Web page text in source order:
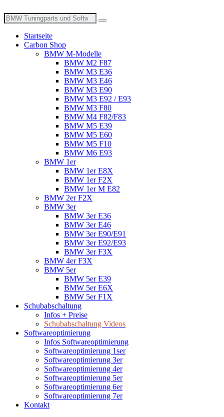
Inhalt
wechseln
Suche
nach:
Startseite
Carbon Shop
BMW M-Modelle
BMW M2 F87
BMW M3 E36
BMW M3 E46
BMW M3 E90
BMW M3 E92 / E93
BMW M3 F80
BMW M4 F82/F83
BMW M5 E39
BMW M5 E60
BMW M5 F10
BMW M6 E93
BMW 1er
BMW 1er E8X
BMW 1er F2X
BMW 1er M E82
BMW 2er F2X
BMW 3er
BMW 3er E36
BMW 3er E46
BMW 3er E90/E91
BMW 3er E92/E93
BMW 3er F3X
BMW 4er F3X
BMW 5er
BMW 5er E39
BMW 5er E6X
BMW 5er F1X
Schubabschaltung
Infos + Preise
Schubabschaltung Videos
Softwareoptimierung
Infos Softwareoptimierung
Softwareoptimierung 1ser
Softwareoptimierung 3er
Softwareoptimierung 4er
Softwareoptimierung 5er
Softwareoptimierung 6er
Softwareoptimierung 7er
Kontakt